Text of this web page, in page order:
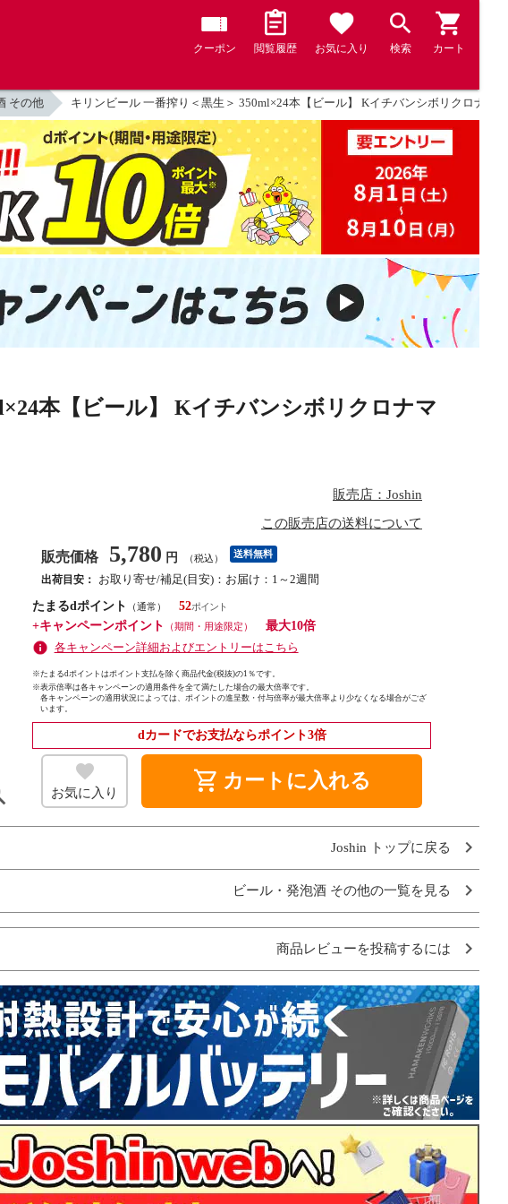
クーポン 閲覧履歴 お気に入り 検索 カート
その他 キリンビール 一番搾り＜黒生＞ 350ml×24本【ビール】 Kイチバンシボリクロナマ
本【ビール】 Kイチバンシボリクロナマ
販売店：Joshin
この販売店の送料について
販売価格 5,780 円 （税込） 送料無料
出荷目安：
お取り寄せ/補足(目安)：お届け：1～2週間
たまるdポイント
（通常）
52
+キャンペーンポイント
（期間・用途限定）
最大10倍
各キャンペーン詳細およびエントリーはこちら
※たまるdポイントはポイント支払を除く商品代金(税抜)の1％です。
※表示倍率は各キャンペーンの適用条件を全て満たした場合の最大倍率です。
各キャンペーンの適用状況によっては、ポイントの進呈数・付与倍率が最大倍率より少なくなる場合がござ
います。
dカードでお支払ならポイント3倍
お気に入り shopping_cart カートに入れる
Joshin トップに戻る
ビール・発泡酒 その他の一覧を見る
商品レビューを投稿するには